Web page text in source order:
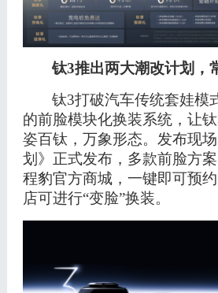
钛3推出两大潮改计划，
钛3打破汽车传统套娃模
的前脸模块化换装系统，让钛
姿百钛，万象形态。 发布现
划》正式发布，多款前脸方
程豹官方商城，一键即可预约
店可进行“变脸”换装。